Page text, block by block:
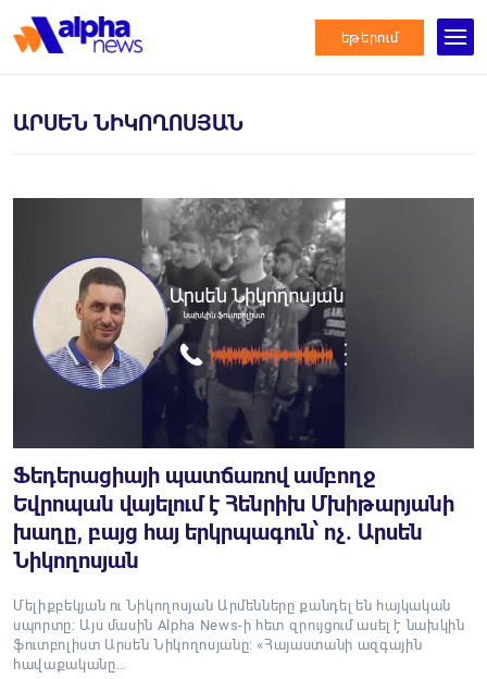
եթերում
ԱՐՍԵՆ ՆԻԿՈՂՈՍՅԱՆ
Ֆեդերացիայի պատճառով ամբողջ
Եվրոպան վայելում է Հենրիխ Մխիթարյանի
խաղը, բայց հայ երկրպագուն՝ ոչ. Արսեն
Նիկողոսյան
Մելիքբեկյան ու Նիկողոսյան Արմենները քանդել են հայկական
սպորտը: Այս մասին Alpha News-ի հետ զրույցում ասել է նախկին
ֆուտբոլիստ Արսեն Նիկողոսյանը: «Հայաստանի ազգային
հավաքականը…